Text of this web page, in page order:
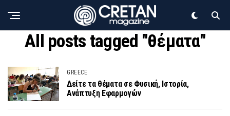
All posts tagged "θέματα"
GREECE
Δείτε τα θέματα σε Φυσική, Ιστορία,
Ανάπτυξη Εφαρμογών